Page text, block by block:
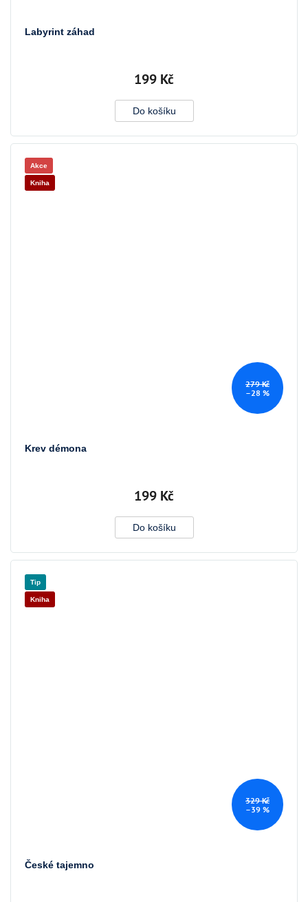
Labyrint záhad
199 Kč
Do košíku
Akce
Kniha
279 Kč
–28 %
Krev démona
199 Kč
Do košíku
Tip
Kniha
329 Kč
–39 %
České tajemno